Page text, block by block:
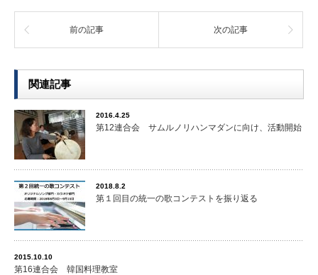
前の記事 次の記事
関連記事
2016.4.25
第12連合会 サムルノリハンマダンに向け、活動開始
2018.8.2
第１回目の統一の歌コンテストを振り返る
2015.10.10
第16連合会 韓国料理教室